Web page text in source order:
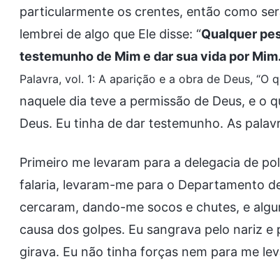
particularmente os crentes, então como
lembrei de algo que Ele disse: “Qualquer
testemunho de Mim e dar sua vida por
Palavra, vol. 1: A aparição e a obra de Deus, “O
naquele dia teve a permissão de Deus, e o
Deus. Eu tinha de dar testemunho. As
Primeiro me levaram para a delegacia de
falaria, levaram-me para o Departamento
cercaram, dando-me socos e chutes, e
causa dos golpes. Eu sangrava pelo nariz
girava. Eu não tinha forças nem para me